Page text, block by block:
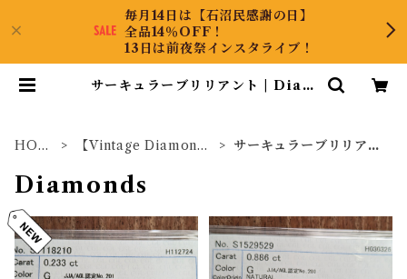
毎月14日は【石沼民感謝の日】
全品14％OFF！
13日は前夜祭インスタライブ！
サーキュラーブリリアント | Diam
HOM
【Vintage Diamond
サーキュラーブリリアン
Diamonds